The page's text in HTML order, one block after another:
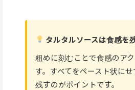
タルタルソースは食感を
粗めに刻むことで食感のア
す。すべてをペースト状に
残すのがポイントです。